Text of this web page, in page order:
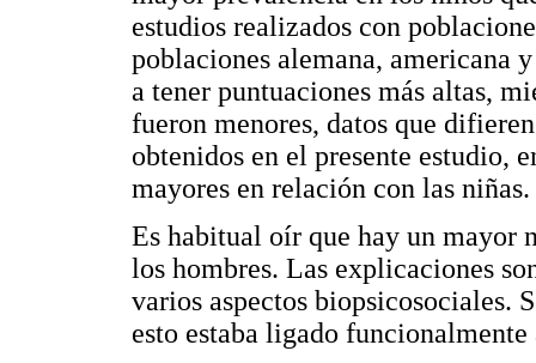
estudios realizados con
poblaciones alemana, americana
a tener puntuaciones más altas,
fueron menores, datos que
obtenidos en el presente estudio,
mayores en relación con las niñas.
Es habitual oír que hay un mayor
los hombres. Las explicaciones
varios aspectos biopsicosociales.
esto estaba ligado